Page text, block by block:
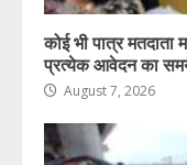
कोई भी पात्र
प्रत्येक आवेदन का
August 7, 2026